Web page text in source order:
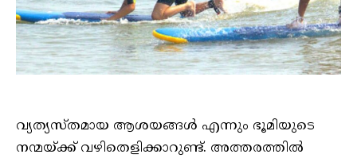
വ്യത്യസ്തമായ ആശയങ്ങൾ എന്നും ഭൂമിയുടെ
നന്മയ്ക്ക് വഴിതെളിക്കാറുണ്ട്. അത്തരത്തിൽ